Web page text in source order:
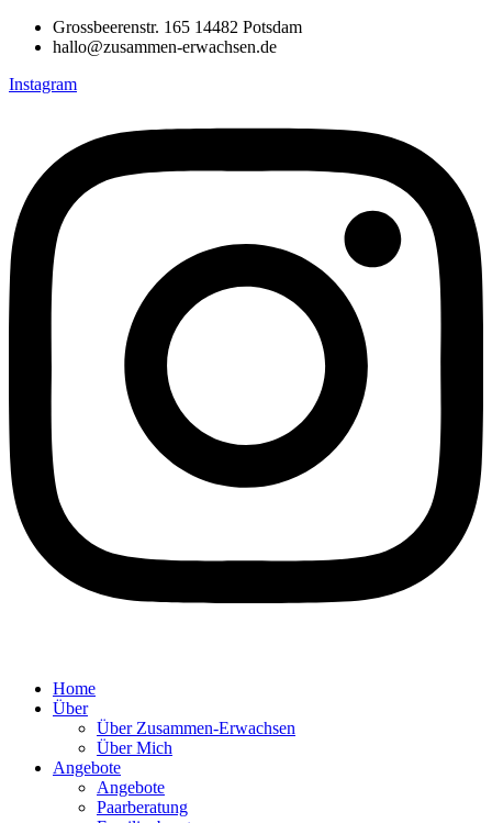
Grossbeerenstr. 165 14482 Potsdam
hallo@zusammen-erwachsen.de
Instagram
Home
Über
Über Zusammen-Erwachsen
Über Mich
Angebote
Angebote
Paarberatung